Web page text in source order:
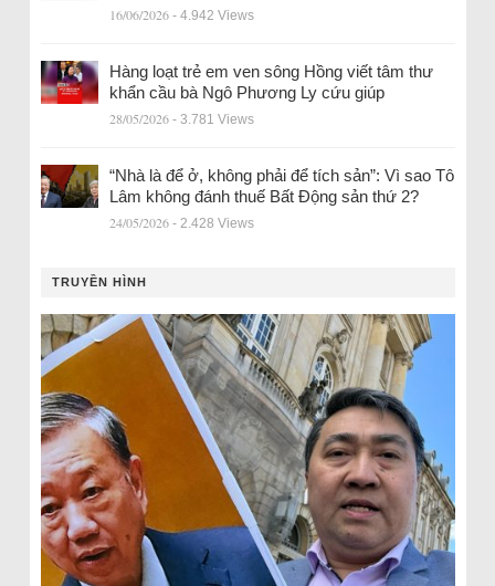
16/06/2026 - 4.942 Views
Hàng loạt trẻ em ven sông Hồng viết tâm thư
khẩn cầu bà Ngô Phương Ly cứu giúp
28/05/2026 - 3.781 Views
“Nhà là để ở, không phải để tích sản”: Vì sao Tô
Lâm không đánh thuế Bất Động sản thứ 2?
24/05/2026 - 2.428 Views
TRUYỀN HÌNH